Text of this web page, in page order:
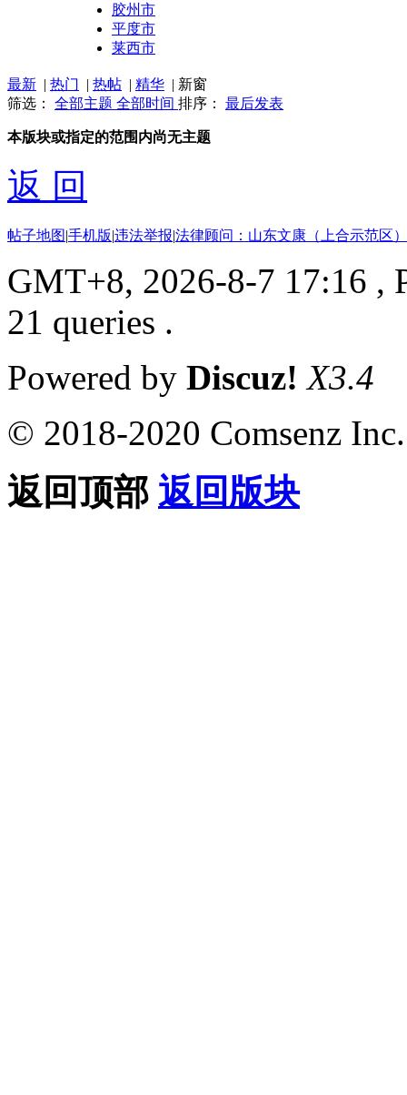
胶州市
平度市
莱西市
最新 | 热门 | 热帖 | 精华 | 新窗
筛选： 全部主题 全部时间 排序： 最后发表
本版块或指定的范围内尚无主题
返 回
帖子地图|手机版|违法举报|法律顾问：山东文康（上合示范区
GMT+8, 2026-8-7 17:16 ,
21 queries .
Powered by Discuz! X3.4
© 2018-2020 Comsenz Inc.
返回顶部 返回版块